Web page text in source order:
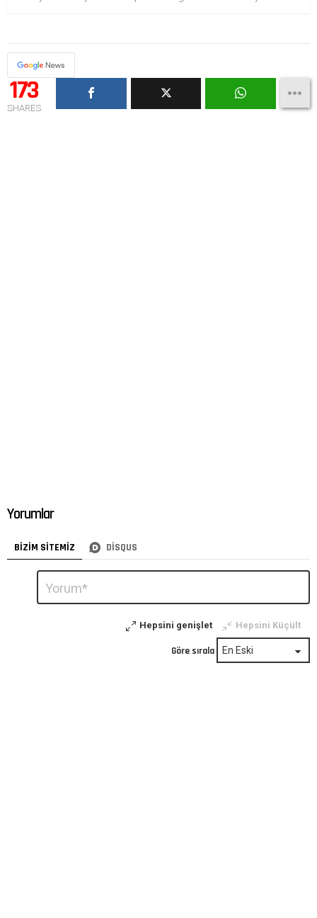
173
SHARES
Yorumlar
BIZIM SITEMIZ DISQUS
Yorum
Hepsini genişlet Hepsini Küçült
Göre sırala